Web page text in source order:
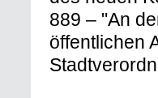
889 – "An
öffentlichen